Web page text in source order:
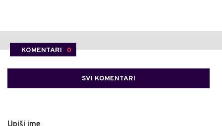
KOMENTARI 0
SVI KOMENTARI